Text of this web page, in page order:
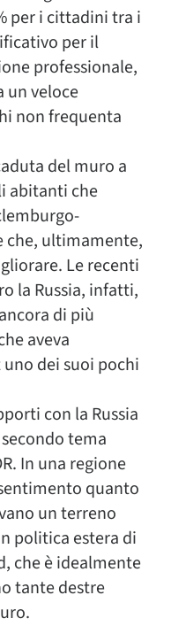
per i cittadini tra i
per il
professionale,
un veloce
non frequenta
del muro a
abitanti che
che, ultimamente,
Le recenti
la Russia, infatti,
di più
aveva
uno dei suoi pochi
con la Russia
tema
In una regione
quanto
un terreno
politica estera di
che è idealmente
tante destre